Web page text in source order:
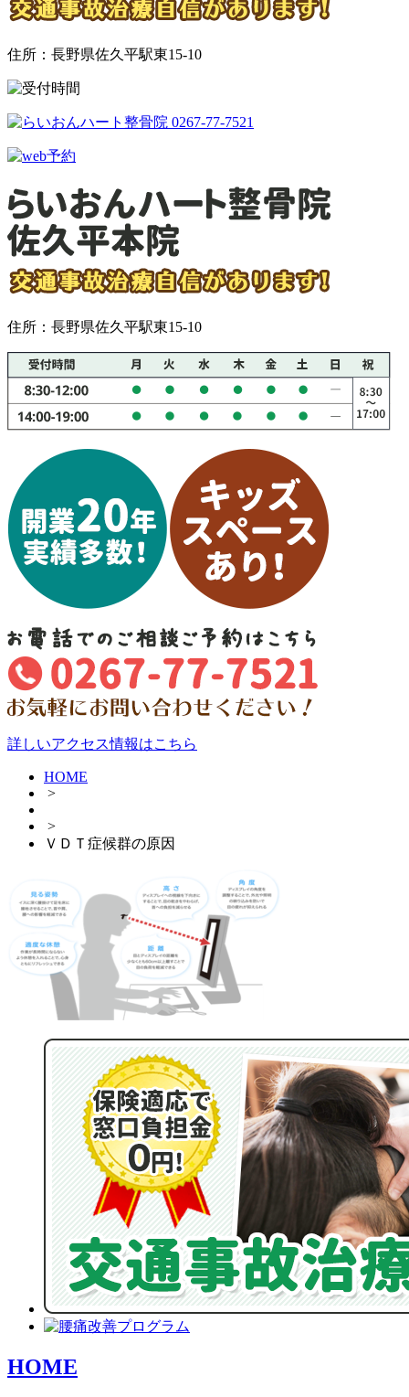
住所：長野県佐久平駅東15-10
住所：長野県佐久平駅東15-10
詳しいアクセス情報はこちら
HOME
>
>
ＶＤＴ症候群の原因
HOME